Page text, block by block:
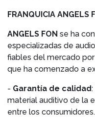
FRANQUICIA ANGELS
ANGELS FON se ha
especializadas de
fiables del mercado
que ha comenzado a
- Garantía de calidad
material auditivo de la
entre los consumidores.